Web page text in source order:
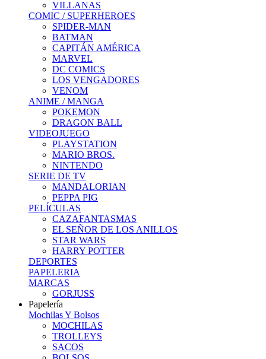
VILLANAS
COMIC / SUPERHEROES
SPIDER-MAN
BATMAN
CAPITÁN AMÉRICA
MARVEL
DC COMICS
LOS VENGADORES
VENOM
ANIME / MANGA
POKEMON
DRAGON BALL
VIDEOJUEGO
PLAYSTATION
MARIO BROS.
NINTENDO
SERIE DE TV
MANDALORIAN
PEPPA PIG
PELÍCULAS
CAZAFANTASMAS
EL SEÑOR DE LOS ANILLOS
STAR WARS
HARRY POTTER
DEPORTES
PAPELERIA
MARCAS
GORJUSS
Papelería
Mochilas Y Bolsos
MOCHILAS
TROLLEYS
SACOS